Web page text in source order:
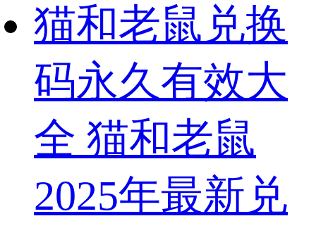
猫和老鼠兑换
码永久有效大
全 猫和老鼠
2025年最新兑